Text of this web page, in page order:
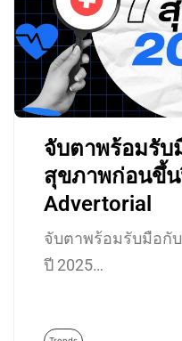
จับตาพร้อมรับ
สุขภาพก่อนขึ้น
Advertorial
จับตาพร้อมรับมือกั
ปี 2025…